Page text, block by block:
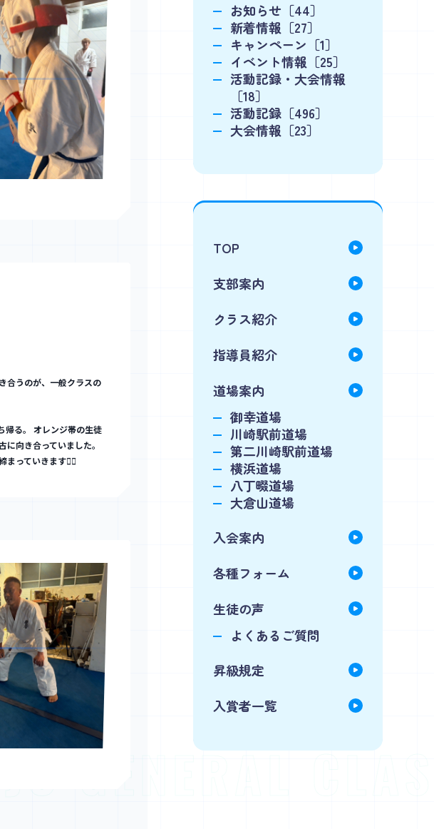
GENERAL
合うのが、一般クラスの
帰る。 オレンジ帯の生徒
向き合っていました。
っていきます👍🏼
お知らせ［44］
新着情報［27］
キャンペーン［1］
イベント情報［25］
活動記録・大会情報
［18］
活動記録［496］
大会情報［23］
TOP
支部案内
クラス紹介
指導員紹介
道場案内
御幸道場
川崎駅前道場
第二川崎駅前道場
横浜道場
八丁畷道場
大倉山道場
入会案内
各種フォーム
生徒の声
よくあるご質問
昇級規定
入賞者一覧